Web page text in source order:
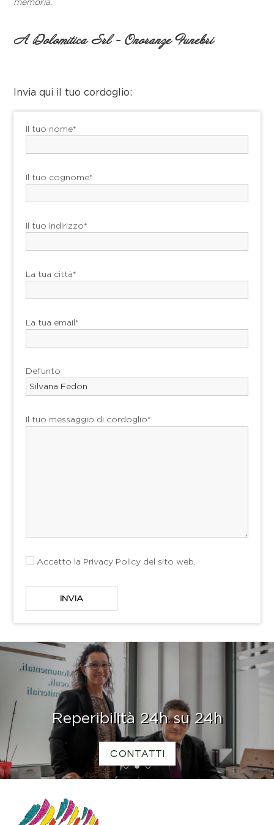
memoria.
A Dolomitica Srl - Onoranze Funebri
Invia qui il tuo cordoglio:
Il tuo nome*
Il tuo cognome*
Il tuo indirizzo*
La tua città*
La tua email*
Defunto
Il tuo messaggio di cordoglio*
Accetto la Privacy Policy del sito web.
1 2 3
Reperibilità 24h su 24h
CONTATTI